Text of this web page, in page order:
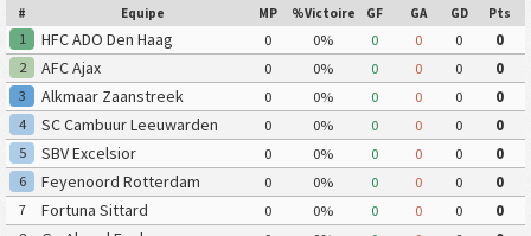
# Equipe MP %Victoire GF GA GD Pts
1 HFC ADO Den Haag 0 0% 0 0 0
0
2
AFC Ajax 0 0% 0 0 0
0
3
Alkmaar Zaanstreek 0 0% 0 0 0
0
4
SC Cambuur Leeuwarden 0 0% 0 0 0
0
5
SBV Excelsior 0 0% 0 0 0
0
6
Feyenoord Rotterdam 0 0% 0 0 0
0
7
Fortuna Sittard 0 0% 0 0 0
0